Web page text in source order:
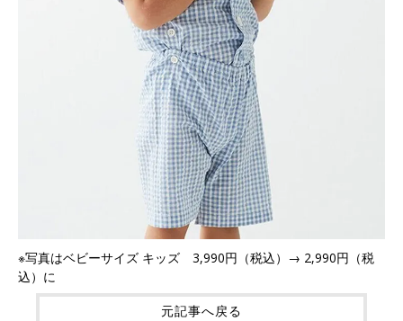
※写真はベビーサイズ キッズ 3,990円（税込）→ 2,990円（税
込）に
元記事へ戻る